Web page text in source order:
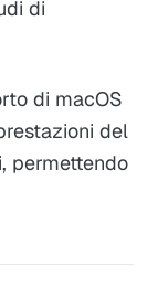
di
di macOS
del
permettendo